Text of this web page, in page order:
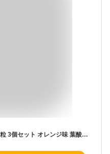
昔ながらおとなの肝油ドロップ 100粒 3個セット オレンジ味 葉酸 鮫肝油 乳酸菌 野口医学研究所 ビタミンA ビタミンC 肝油